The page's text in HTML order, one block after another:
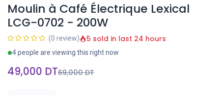
Moulin à Café Électrique Lexical
LCG-0702 - 200W
(0 review) 5 sold in last 24 hours
4 people are viewing this right now
49,000 DT69,000DT